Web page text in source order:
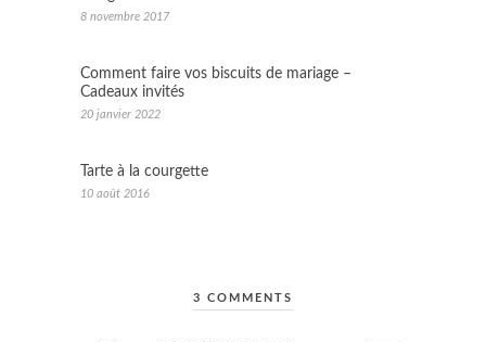
8 novembre 2017
Comment faire vos biscuits de mariage –
Cadeaux invités
20 janvier 2022
Tarte à la courgette
10 août 2016
3 COMMENTS